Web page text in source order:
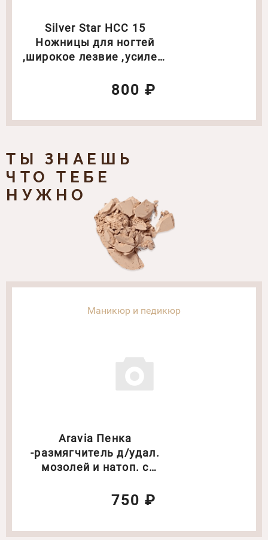
Silver Star НСС 15
Ножницы для ногтей
,широкое лезвие ,усилен.
800 ₽
ТЫ ЗНАЕШЬ
ЧТО ТЕБЕ
НУЖНО
Маникюр и педикюр
Aravia Пенка
-размягчитель д/удал.
мозолей и натоп. с
750 ₽